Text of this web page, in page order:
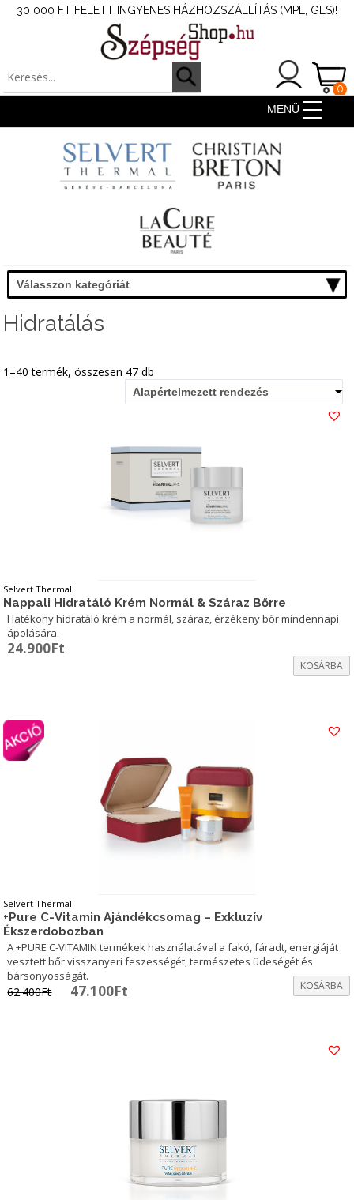
30 000 FT FELETT INGYENES HÁZHOZSZÁLLÍTÁS (MPL, GLS)!
0
MENÜ
Válasszon kategóriát
Hidratálás
1–40 termék, összesen 47 db
Alapértelmezett rendezés
Selvert Thermal
Nappali Hidratáló Krém Normál & Száraz Bőrre
Hatékony hidratáló krém a normál, száraz, érzékeny bőr mindennapi
ápolására.
24.900Ft
KOSÁRBA
Selvert Thermal
+Pure C-Vitamin Ajándékcsomag – Exkluzív
Ékszerdobozban
A +PURE C-VITAMIN termékek használatával a fakó, fáradt, energiáját
vesztett bőr visszanyeri feszességét, természetes üdeségét és
bársonyosságát.
62.400Ft Original
47.100Ft KOSÁRBA